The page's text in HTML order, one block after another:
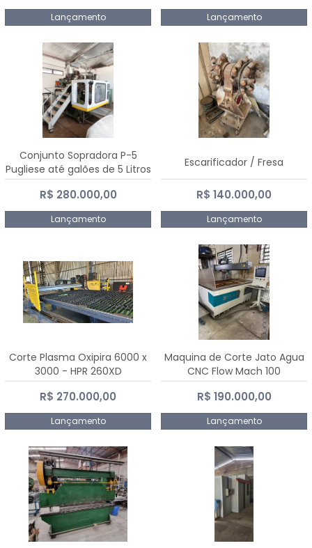
Lançamento Lançamento
Conjunto Sopradora P-5
Pugliese até galões de 5 Litros
R$ 280.000,00
Lançamento
Escarificador / Fresa
R$ 140.000,00
Lançamento
Corte Plasma Oxipira 6000 x
3000 - HPR 260XD
R$ 270.000,00
Lançamento
Maquina de Corte Jato Agua
CNC Flow Mach 100
R$ 190.000,00
Lançamento